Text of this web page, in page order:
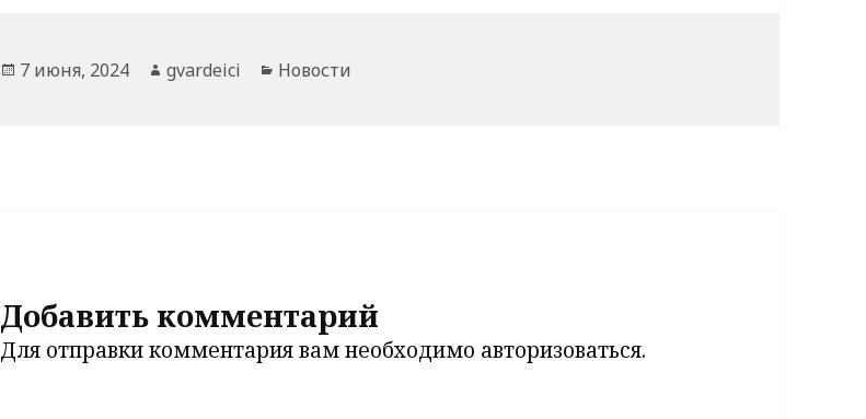
Опубликовано
7 июня, 2024 Автор
gvardeici Рубрики
Новости
Добавить комментарий
Для отправки комментария вам необходимо авторизоваться.